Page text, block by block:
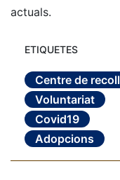
actuals.
ETIQUETES
Centre de
Voluntariat
Covid19
Adopcions